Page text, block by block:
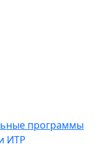
программы
ИТР